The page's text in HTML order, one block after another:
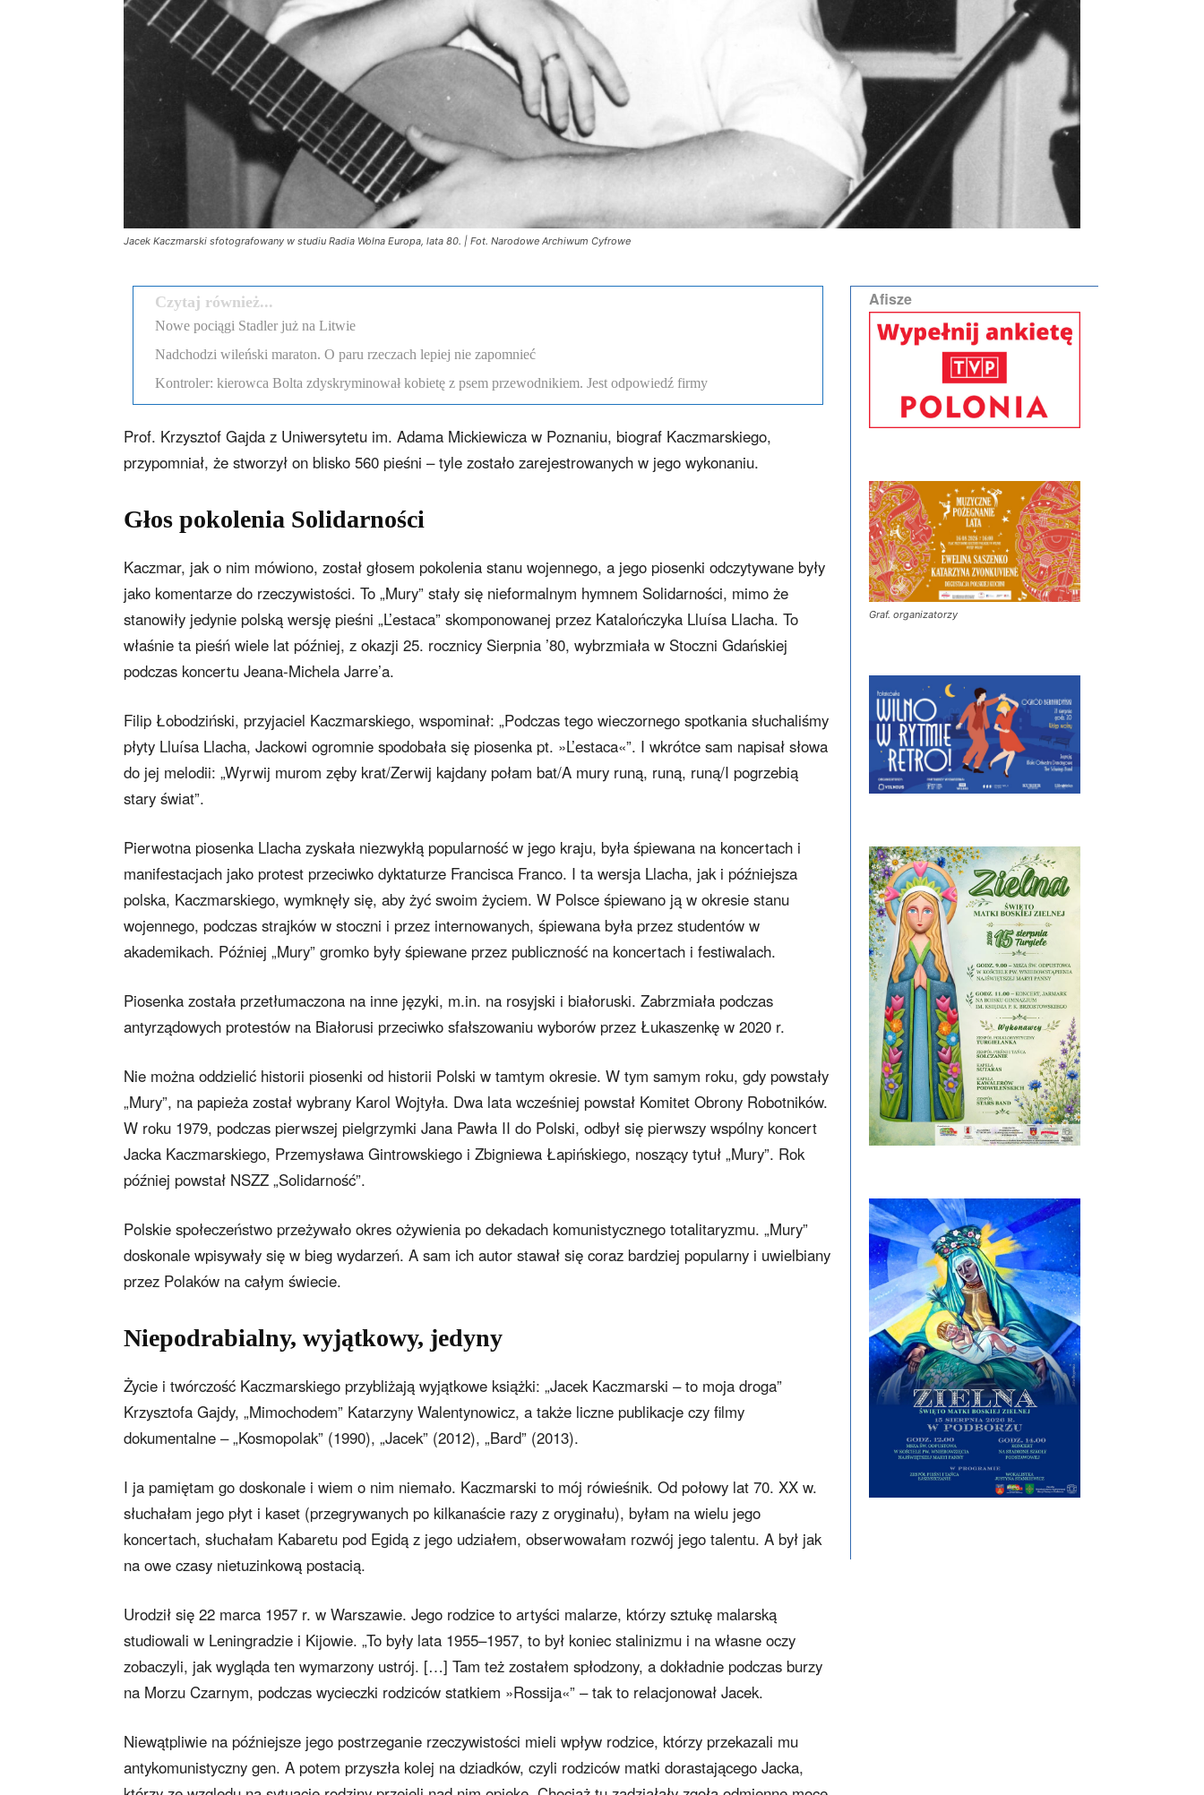
Jacek Kaczmarski sfotografowany w studiu Radia Wolna Europa, lata 80. | Fot. Narodowe Archiwum Cyfrowe
Czytaj również...
Nowe pociągi Stadler już na Litwie
Nadchodzi wileński maraton. O paru rzeczach lepiej nie zapomnieć
Kontroler: kierowca Bolta zdyskryminował kobietę z psem przewodnikiem. Jest odpowiedź firmy
Prof. Krzysztof Gajda z Uniwersytetu im. Adama Mickiewicza w Poznaniu, biograf Kaczmarskiego,
przypomniał, że stworzył on blisko 560 pieśni – tyle zostało zarejestrowanych w jego wykonaniu.
Głos pokolenia Solidarności
Kaczmar, jak o nim mówiono, został głosem pokolenia stanu wojennego, a jego piosenki odczytywane były
jako komentarze do rzeczywistości. To „Mury” stały się nieformalnym hymnem Solidarności, mimo że
stanowiły jedynie polską wersję pieśni „L’estaca” skomponowanej przez Katalończyka Lluísa Llacha. To
właśnie ta pieśń wiele lat później, z okazji 25. rocznicy Sierpnia ’80, wybrzmiała w Stoczni Gdańskiej
podczas koncertu Jeana-Michela Jarre’a.
Filip Łobodziński, przyjaciel Kaczmarskiego, wspominał: „Podczas tego wieczornego spotkania słuchaliśmy
płyty Lluísa Llacha, Jackowi ogromnie spodobała się piosenka pt. »L’estaca«”. I wkrótce sam napisał słowa
do jej melodii: „Wyrwij murom zęby krat/Zerwij kajdany połam bat/A mury runą, runą, runą/I pogrzebią
stary świat”.
Pierwotna piosenka Llacha zyskała niezwykłą popularność w jego kraju, była śpiewana na koncertach i
manifestacjach jako protest przeciwko dyktaturze Francisca Franco. I ta wersja Llacha, jak i późniejsza
polska, Kaczmarskiego, wymknęły się, aby żyć swoim życiem. W Polsce śpiewano ją w okresie stanu
wojennego, podczas strajków w stoczni i przez internowanych, śpiewana była przez studentów w
akademikach. Później „Mury” gromko były śpiewane przez publiczność na koncertach i festiwalach.
Piosenka została przetłumaczona na inne języki, m.in. na rosyjski i białoruski. Zabrzmiała podczas
antyrządowych protestów na Białorusi przeciwko sfałszowaniu wyborów przez Łukaszenkę w 2020 r.
Nie można oddzielić historii piosenki od historii Polski w tamtym okresie. W tym samym roku, gdy powstały
„Mury”, na papieża został wybrany Karol Wojtyła. Dwa lata wcześniej powstał Komitet Obrony Robotników.
W roku 1979, podczas pierwszej pielgrzymki Jana Pawła II do Polski, odbył się pierwszy wspólny koncert
Jacka Kaczmarskiego, Przemysława Gintrowskiego i Zbigniewa Łapińskiego, noszący tytuł „Mury”. Rok
później powstał NSZZ „Solidarność”.
Polskie społeczeństwo przeżywało okres ożywienia po dekadach komunistycznego totalitaryzmu. „Mury”
doskonale wpisywały się w bieg wydarzeń. A sam ich autor stawał się coraz bardziej popularny i uwielbiany
przez Polaków na całym świecie.
Niepodrabialny, wyjątkowy, jedyny
Życie i twórczość Kaczmarskiego przybliżają wyjątkowe książki: „Jacek Kaczmarski – to moja droga”
Krzysztofa Gajdy, „Mimochodem” Katarzyny Walentynowicz, a także liczne publikacje czy filmy
dokumentalne – „Kosmopolak” (1990), „Jacek” (2012), „Bard” (2013).
I ja pamiętam go doskonale i wiem o nim niemało. Kaczmarski to mój rówieśnik. Od połowy lat 70. XX w.
słuchałam jego płyt i kaset (przegrywanych po kilkanaście razy z oryginału), byłam na wielu jego
koncertach, słuchałam Kabaretu pod Egidą z jego udziałem, obserwowałam rozwój jego talentu. A był jak
na owe czasy nietuzinkową postacią.
Urodził się 22 marca 1957 r. w Warszawie. Jego rodzice to artyści malarze, którzy sztukę malarską
studiowali w Leningradzie i Kijowie. „To były lata 1955–1957, to był koniec stalinizmu i na własne oczy
zobaczyli, jak wygląda ten wymarzony ustrój. […] Tam też zostałem spłodzony, a dokładnie podczas burzy
na Morzu Czarnym, podczas wycieczki rodziców statkiem »Rossija«” – tak to relacjonował Jacek.
Niewątpliwie na późniejsze jego postrzeganie rzeczywistości mieli wpływ rodzice, którzy przekazali mu
antykomunistyczny gen. A potem przyszła kolej na dziadków, czyli rodziców matki dorastającego Jacka,
Afisze
Graf. organizatorzy